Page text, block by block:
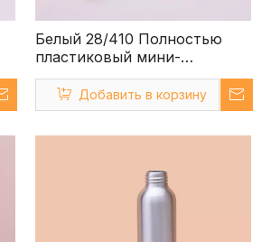
Белый 28/410 Полностью
пластиковый мини-
распылитель с триггером
Добавить в корзину